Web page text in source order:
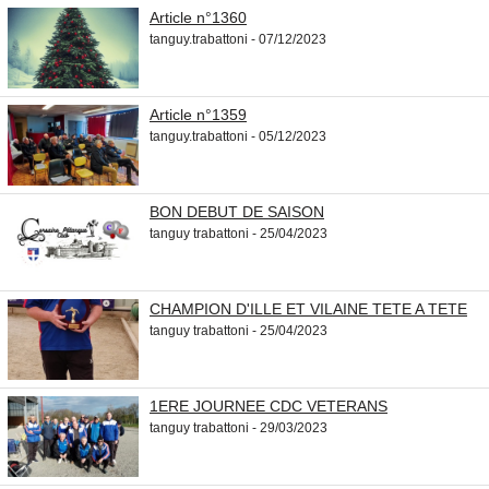
Article n°1360
tanguy.trabattoni - 07/12/2023
Article n°1359
tanguy.trabattoni - 05/12/2023
BON DEBUT DE SAISON
tanguy trabattoni - 25/04/2023
CHAMPION D'ILLE ET VILAINE TETE A TETE
tanguy trabattoni - 25/04/2023
1ERE JOURNEE CDC VETERANS
tanguy trabattoni - 29/03/2023